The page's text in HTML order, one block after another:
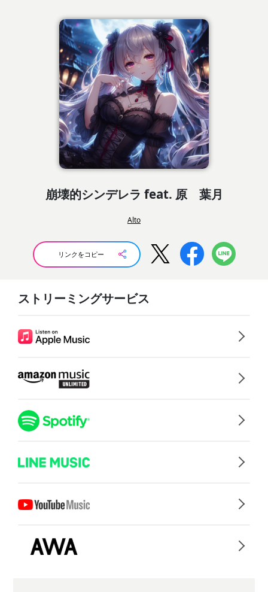
崩壊的シンデレラ feat. 原 葉月
Alto
リンクをコピー
ストリーミングサービス